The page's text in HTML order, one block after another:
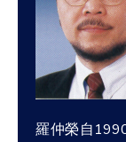
羅仲榮自